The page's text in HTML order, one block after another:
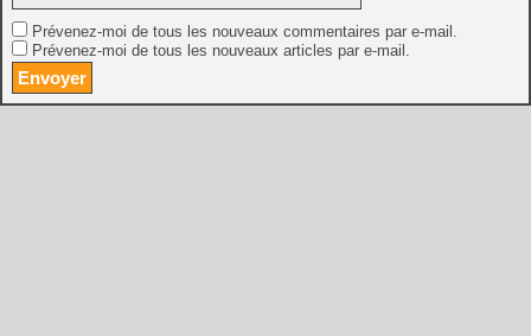
Prévenez-moi de tous les nouveaux commentaires par e-mail.
Prévenez-moi de tous les nouveaux articles par e-mail.